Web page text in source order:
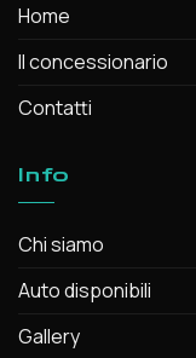
Home
Il concessionario
Contatti
Info
Chi siamo
Auto disponibili
Gallery